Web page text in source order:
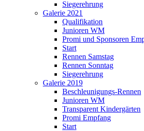
Siegerehrung
Galerie 2021
Qualifikation
Junioren WM
Promi und Sponsoren
Start
Rennen Samstag
Rennen Sonntag
Siegerehrung
Galerie 2019
Beschleunigungs-Rennen
Junioren WM
Transparent Kindergärten
Promi Empfang
Start